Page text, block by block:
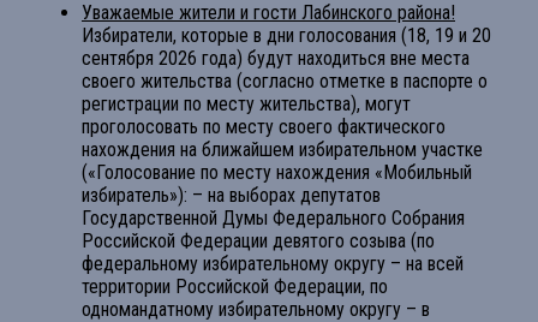
Уважаемые жители и гости Лабинского района!
Избиратели, которые в дни голосования (18, 19 и 20
сентября 2026 года) будут находиться вне места
своего жительства (согласно отметке в паспорте о
регистрации по месту жительства), могут
проголосовать по месту своего фактического
нахождения на ближайшем избирательном участке
(«Голосование по месту нахождения «Мобильный
избиратель»): – на выборах депутатов
Государственной Думы Федерального Собрания
Российской Федерации девятого созыва (по
федеральному избирательному округу – на всей
территории Российской Федерации, по
одномандатному избирательному округу – в